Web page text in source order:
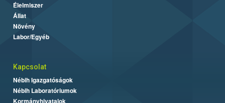
Élelmiszer
Állat
Növény
Labor/Egyéb
Kapcsolat
Nébih Igazgatóságok
Nébih Laboratóriumok